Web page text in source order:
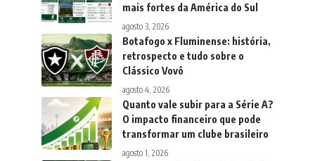
mais fortes da América do Sul
agosto 3, 2026
Botafogo x Fluminense: história,
retrospecto e tudo sobre o
Clássico Vovô
agosto 4, 2026
Quanto vale subir para a Série A?
O impacto financeiro que pode
transformar um clube brasileiro
agosto 1, 2026